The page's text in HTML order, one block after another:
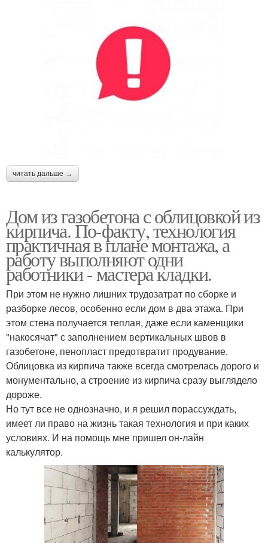
читать дальше →
Дом из газобетона с облицовкой из
кирпича. По-факту, технология
практичная в плане монтажа, а
работу выполняют одни
работники - мастера кладки.
При этом не нужно лишних трудозатрат по сборке и
разборке лесов, особенно если дом в два этажа. При
этом стена получается теплая, даже если каменщики
"накосячат" с заполнением вертикальных швов в
газобетоне, пенопласт предотвратит продувание.
Облицовка из кирпича также всегда смотрелась дорого и
монументально, а строение из кирпича сразу выглядело
дороже.
Но тут все не однозначно, и я решил порассуждать,
имеет ли право на жизнь такая технология и при каких
условиях. И на помощь мне пришел он-лайн
калькулятор.